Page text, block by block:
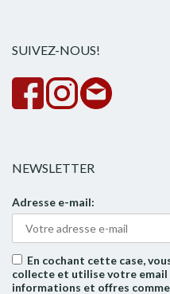
SUIVEZ-NOUS!
NEWSLETTER
Adresse e-mail:
En cochant cette case,
collecte et utilise votre email
informations et offres